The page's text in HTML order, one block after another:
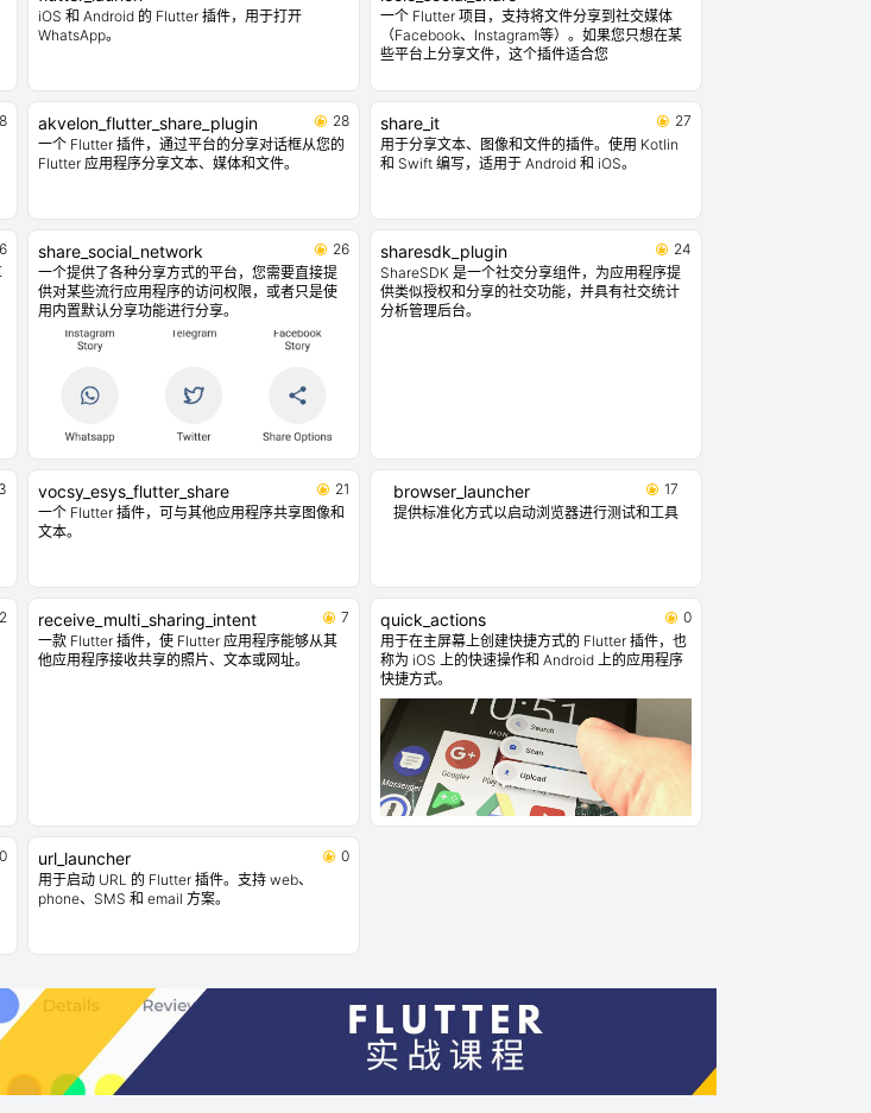
iOS 和 Android 的 Flutter 插件，用于打开
WhatsApp。
一个 Flutter 项目，支持将文件分享到社交媒体
（Facebook、Instagram等）。如果您只想在某
些平台上分享文件，这个插件适合您
akvelon_flutter_share_plugin
28
一个 Flutter 插件，通过平台的分享对话框从您的
Flutter 应用程序分享文本、媒体和文件。
share_it
27
用于分享文本、图像和文件的插件。使用 Kotlin
和 Swift 编写，适用于 Android 和 iOS。
share_social_network
26
一个提供了各种分享方式的平台，您需要直接提
供对某些流行应用程序的访问权限，或者只是使
用内置默认分享功能进行分享。
sharesdk_plugin
24
ShareSDK 是一个社交分享组件，为应用程序提
供类似授权和分享的社交功能，并具有社交统计
分析管理后台。
vocsy_esys_flutter_share
21
一个 Flutter 插件，可与其他应用程序共享图像和
文本。
browser_launcher
17
提供标准化方式以启动浏览器进行测试和工具
receive_multi_sharing_intent
7
一款 Flutter 插件，使 Flutter 应用程序能够从其
他应用程序接收共享的照片、文本或网址。
quick_actions
0
用于在主屏幕上创建快捷方式的 Flutter 插件，也
称为 iOS 上的快速操作和 Android 上的应用程序
快捷方式。
0
url_launcher
0
用于启动 URL 的 Flutter 插件。支持 web、
phone、SMS 和 email 方案。